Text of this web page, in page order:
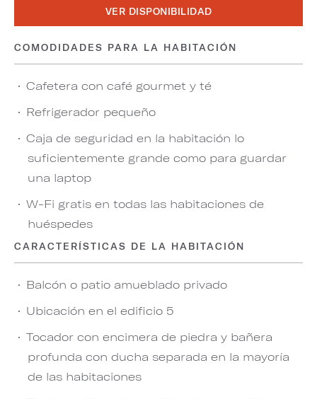
VER DISPONIBILIDAD
COMODIDADES PARA LA HABITACIÓN
Cafetera con café gourmet y té
Refrigerador pequeño
Caja de seguridad en la habitación lo
suficientemente grande como para guardar
una laptop
W-Fi gratis en todas las habitaciones de
huéspedes
CARACTERÍSTICAS DE LA HABITACIÓN
Balcón o patio amueblado privado
Ubicación en el edificio 5
Tocador con encimera de piedra y bañera
profunda con ducha separada en la mayoría
de las habitaciones